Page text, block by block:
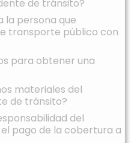
de tránsito?
la persona que
transporte público con
para obtener una
materiales del
de tránsito?
del
pago de la cobertura a